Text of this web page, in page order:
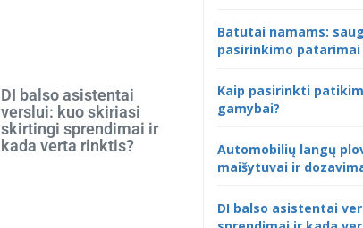
DI balso asistentai
verslui: kuo skiriasi
skirtingi sprendimai ir
kada verta rinktis?
Batutai namams:
pasirinkimo patarimai
Kaip pasirinkti
gamybai?
Automobilių langų
maišytuvai ir
DI balso asistentai